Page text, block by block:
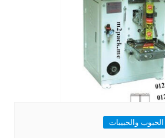
والحبيبات